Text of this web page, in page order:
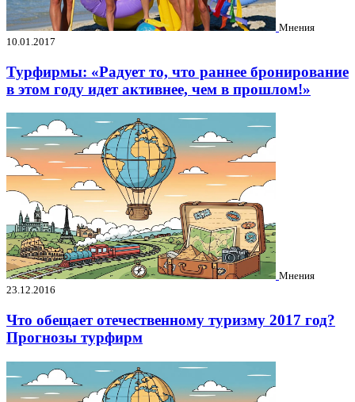
Мнения
10.01.2017
Турфирмы: «Радует то, что раннее бронирование
в этом году идет активнее, чем в прошлом!»
Мнения
23.12.2016
Что обещает отечественному туризму 2017 год?
Прогнозы турфирм